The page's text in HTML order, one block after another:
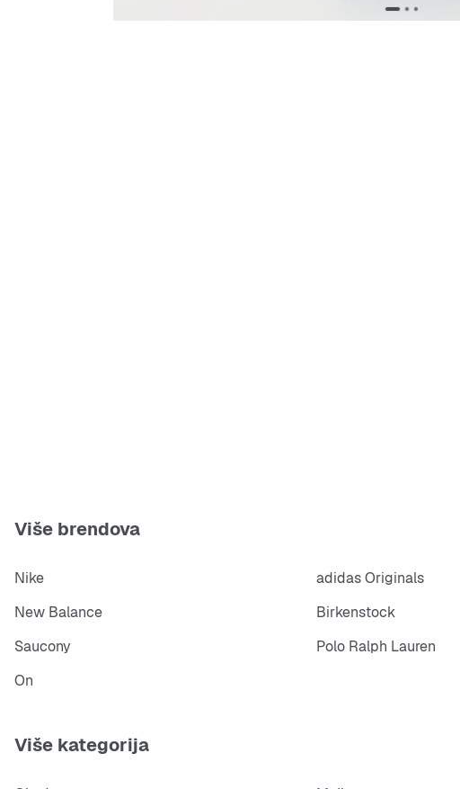
Više brendova
Nike adidas Originals
New Balance
Birkenstock
Saucony
Polo Ralph Lauren
On
Više kategorija